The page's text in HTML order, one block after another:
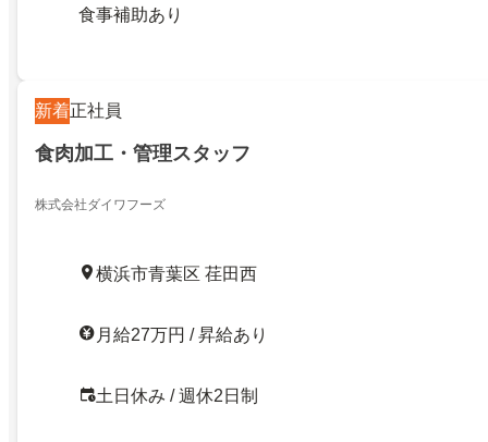
食事補助あり
新着正社員
食肉加工・管理スタッフ
株式会社ダイワフーズ
横浜市青葉区 荏田西
月給27万円 / 昇給あり
土日休み / 週休2日制